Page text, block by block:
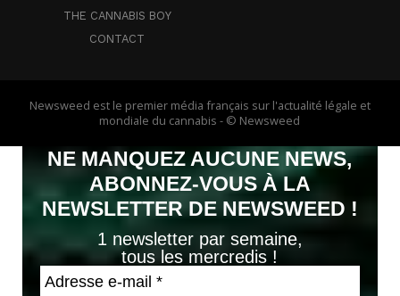
THE CANNABIS BOY
CONTACT
Newsweed est le premier média français sur l'actualité légale et
mondiale du cannabis - © Newsweed
NE MANQUEZ AUCUNE NEWS,
ABONNEZ-VOUS À LA
NEWSLETTER DE NEWSWEED !
1 newsletter par semaine,
tous les mercredis !